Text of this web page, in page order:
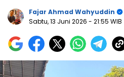
Fajar Ahmad Wahyuddin
Sabtu, 13 Juni 2026 - 21:55 WIB